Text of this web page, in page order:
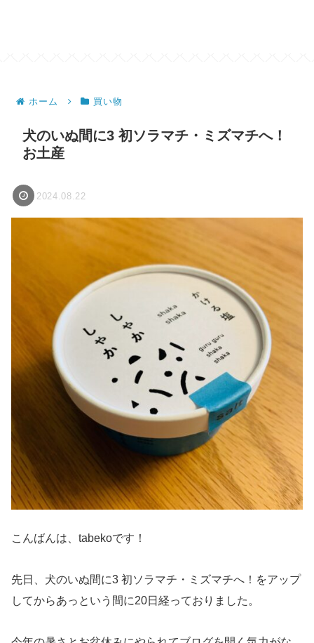
ホーム 買い物
犬のいぬ間に3 初ソラマチ・ミズマチへ！
お土産
2024.08.22
こんばんは、tabekoです！
先日、犬のいぬ間に3 初ソラマチ・ミズマチへ！をアップ
してからあっという間に20日経っておりました。